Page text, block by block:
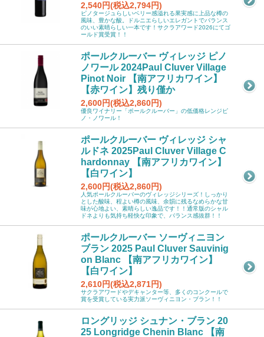
2,540円(税込2,794円)
ピノタージュらしいベリー感溢れる果実感に上品な樽の
風味、豊かな酸。ドルニエらしいエレガントでバランス
のいい素晴らしい一本です！サクラアワード2026にてゴ
ールド賞受賞！！
ポールクルーバー ヴィレッジ ピノ
ノワール 2024Paul Cluver Village
Pinot Noir 【南アフリカワイン】
【赤ワイン】残り僅か
2,600円(税込2,860円)
優良ワイナリー「ポールクルーバー」の低価格レンジピ
ノ・ノワール！
ポールクルーバー ヴィレッジ シャ
ルドネ 2025Paul Cluver Village C
hardonnay 【南アフリカワイン】
【白ワイン】
2,600円(税込2,860円)
人気ポールクルーバーのヴィレッジシリーズ！しっかり
とした酸味、程よい樽の風味、余韻に残るなめらかな甘
味が心地よい、素晴らしい逸品です！！通常版のシャル
ドネよりも気持ち軽快な印象で、バランス感抜群！！
ポールクルーバー ソーヴィニヨン
ブラン 2025 Paul Cluver Sauvinig
on Blanc 【南アフリカワイン】
【白ワイン】
2,610円(税込2,871円)
サクラアワードやデキャンター等、多くのコンクールで
賞を受賞している実力派ソーヴィニヨン・ブラン！！
ロングリッジ シュナン・ブラン 20
25 Longridge Chenin Blanc 【南